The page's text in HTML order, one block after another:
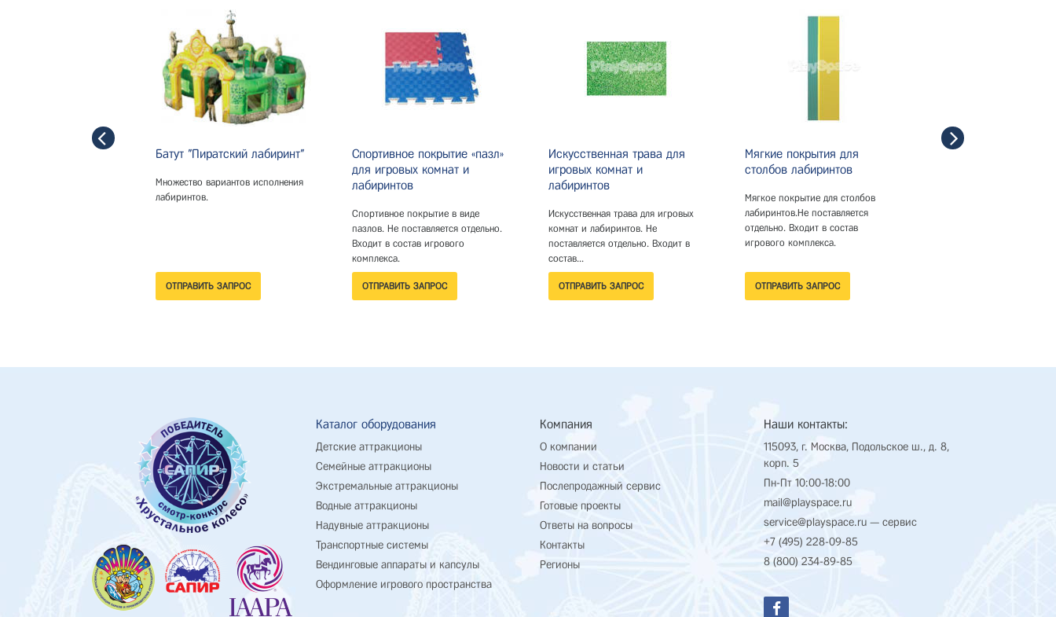
Батут "Пиратский лабиринт"
Множество вариантов исполнения
лабиринтов.
Спортивное покрытие «пазл»
для игровых комнат и
лабиринтов
Спортивное покрытие в виде
пазлов. Не поставляется отдельно.
Входит в состав игрового
комплекса.
Искусственная трава для
игровых комнат и
лабиринтов
Искусственная трава для игровых
комнат и лабиринтов. Не
поставляется отдельно. Входит в
состав...
Мягкие покрытия для
столбов лабиринтов
Мягкое покрытие для столбов
лабиринтов.Не поставляется
отдельно. Входит в состав
игрового комплекса.
Мягкие покрытия
Каталог оборудования
Детские аттракционы
Семейные аттракционы
Экстремальные аттракционы
Водные аттракционы
Надувные аттракционы
Транспортные системы
Вендинговые аппараты и капсулы
Оформление игрового пространства
Компания
О компании
Новости и статьи
Послепродажный сервис
Готовые проекты
Ответы на вопросы
Контакты
Регионы
Наши контакты:
115093, г. Москва, Подольское ш., д. 8,
корп. 5
Пн-Пт 10:00-18:00
mail@playspace.ru
service@playspace.ru — сервис
+7 (495) 228-09-85
8 (800) 234-89-85